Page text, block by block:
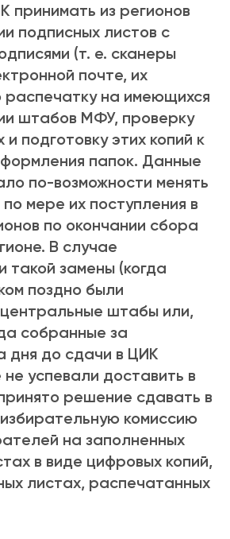
принимать из регионов
подписных листов с
(т. е. сканеры
почте, их
на имеющихся
штабов МФУ, проверку
и подготовку этих копий к
папок. Данные
по-возможности менять
мере их поступления в
по окончании сбора
В случае
такой замены (когда
поздно были
штабы или,
собранные за
дня до сдачи в ЦИК
успевали доставить в
решение сдавать в
комиссию
на заполненных
в виде цифровых копий,
листах, распечатанных